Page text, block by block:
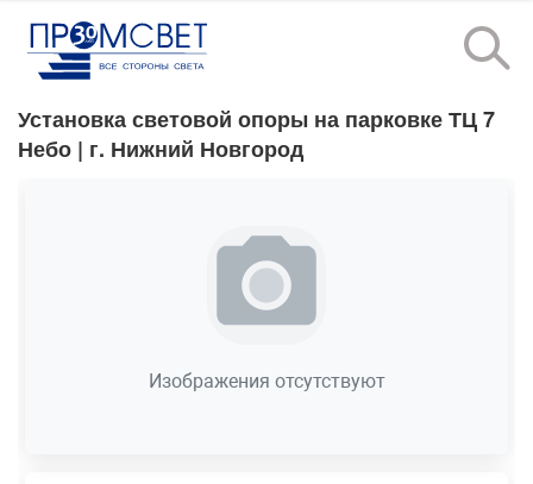
Установка световой опоры на парковке ТЦ 7
Небо | г. Нижний Новгород
Изображения отсутствуют